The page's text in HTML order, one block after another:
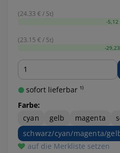
(24.33 € / St)
-5,12
(23.15 € / St)
-
Menge
sofort lieferbar ¹⁾
Farbe:
cyan
gelb magenta
schwarz/cyan/magenta/
auf die Merkliste setzen